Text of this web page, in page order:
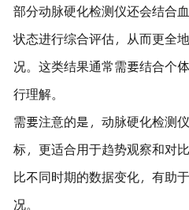
部分动脉硬化检测仪还会结合
状态进行综合评估，从而更全
况。这类结果通常需要结合个
行理解。
需要注意的是，动脉硬化检测
标，更适合用于趋势观察和对
比不同时期的数据变化，有助
况。